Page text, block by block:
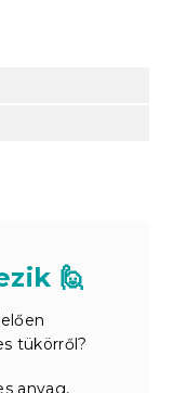
🙋
tükörről?
anyag,